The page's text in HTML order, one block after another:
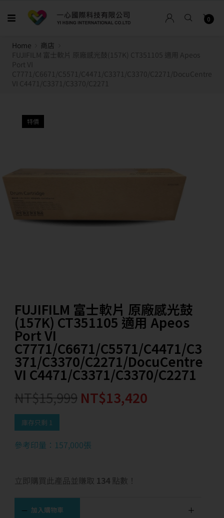
0
Home
商店
FUJIFILM 富士軟片 原廠感光鼓(157K) CT351105 適用 Apeos
Port VI
C7771/C6671/C5571/C4471/C3371/C3370/C2271/DocuCentre
VI C4471/C3371/C3370/C2271
特價
FUJIFILM 富士軟片 原廠感光鼓
(157K) CT351105 適用 Apeos
Port VI
C7771/C6671/C5571/C4471/C3
371/C3370/C2271/DocuCentre
VI C4471/C3371/C3370/C2271
NT$15,999 NT$13,420
庫存只剩 1
參考印量：157,000張
立即購買此產品並賺取 134 點數！
加入購物車